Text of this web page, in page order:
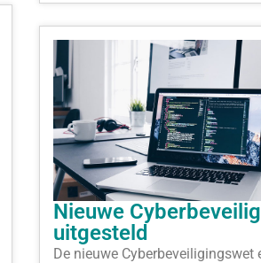
Nieuwe
uitgesteld
De nieuwe Cyberbeveiligingswet